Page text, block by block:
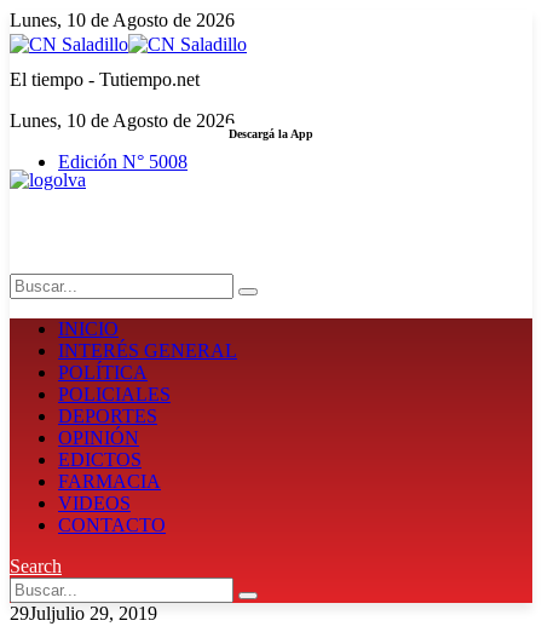
Lunes, 10 de Agosto de 2026
El tiempo - Tutiempo.net
Lunes, 10 de Agosto de 2026
Edición N° 5008
Descargá la App
INICIO
INTERÉS GENERAL
POLÍTICA
POLICIALES
DEPORTES
OPINIÓN
EDICTOS
FARMACIA
VIDEOS
CONTACTO
Search
29Juljulio 29, 2019